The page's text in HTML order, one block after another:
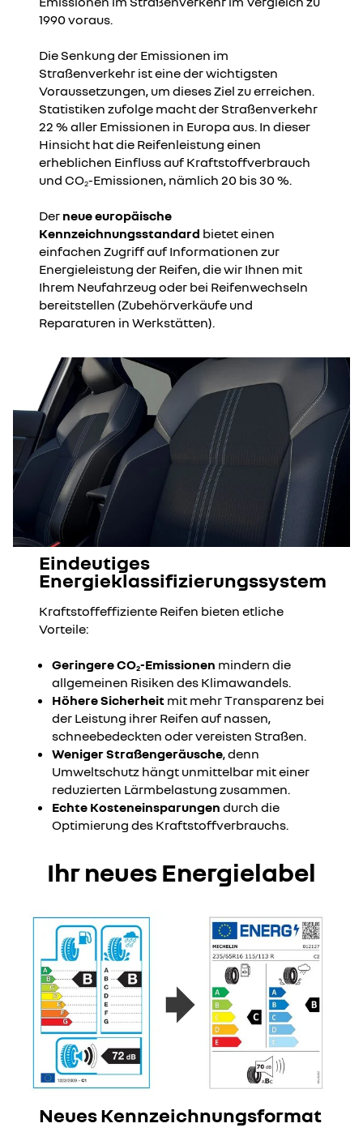
1990 voraus.
Die Senkung der Emissionen im
Straßenverkehr ist eine der wichtigsten
Voraussetzungen, um dieses Ziel zu erreichen.
Statistiken zufolge macht der Straßenverkehr
22 % aller Emissionen in Europa aus. In dieser
Hinsicht hat die Reifenleistung einen
erheblichen Einfluss auf Kraftstoffverbrauch
und CO2-Emissionen, nämlich 20 bis 30 %.
Der neue europäische
Kennzeichnungsstandard bietet einen
einfachen Zugriff auf Informationen zur
Energieleistung der Reifen, die wir Ihnen mit
Ihrem Neufahrzeug oder bei Reifenwechseln
bereitstellen (Zubehörverkäufe und
Reparaturen in Werkstätten).
Eindeutiges
Energieklassifizierungssystem
Kraftstoffeffiziente Reifen bieten etliche
Vorteile:
Geringere CO2-Emissionen mindern die
allgemeinen Risiken des Klimawandels.
Höhere Sicherheit mit mehr Transparenz bei
der Leistung ihrer Reifen auf nassen,
schneebedeckten oder vereisten Straßen.
Weniger Straßengeräusche, denn
Umweltschutz hängt unmittelbar mit einer
reduzierten Lärmbelastung zusammen.
Echte Kosteneinsparungen durch die
Optimierung des Kraftstoffverbrauchs.
Ihr neues Energielabel
Neues Kennzeichnungsformat